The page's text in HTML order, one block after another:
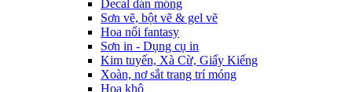
Decal dán móng
Sơn vẽ, bột vẽ & gel vẽ
Hoa nổi fantasy
Sơn in - Dụng cụ in
Kim tuyến, Xà Cừ, Giấy Kiếng
Xoàn, nơ sắt trang trí móng
Hoa khô